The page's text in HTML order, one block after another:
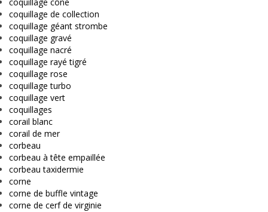
coquillage de collection
coquillage géant strombe
coquillage gravé
coquillage nacré
coquillage rayé tigré
coquillage rose
coquillage turbo
coquillage vert
coquillages
corail blanc
corail de mer
corbeau
corbeau à tête empaillée
corbeau taxidermie
corne
corne de buffle vintage
corne de cerf de virginie